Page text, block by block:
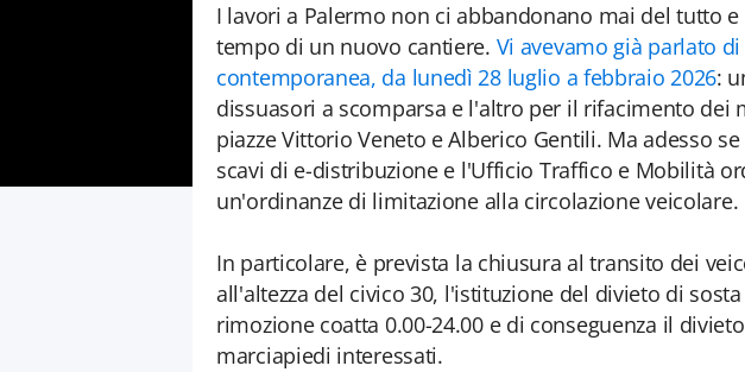
I lavori a Palermo non ci abbandonano mai del tutto
tempo di un nuovo cantiere. Vi avevamo già parlato
contemporanea, da lunedì 28 luglio a febbraio 2026:
dissuasori a scomparsa e l'altro per il rifacimento dei
piazze Vittorio Veneto e Alberico Gentili. Ma adesso
scavi di e-distribuzione e l'Ufficio Traffico e Mobilità
un'ordinanze di limitazione alla circolazione veicolare.
In particolare, è prevista la chiusura al transito dei
all'altezza del civico 30, l'istituzione del divieto di
rimozione coatta 0.00-24.00 e di conseguenza il
marciapiedi interessati.